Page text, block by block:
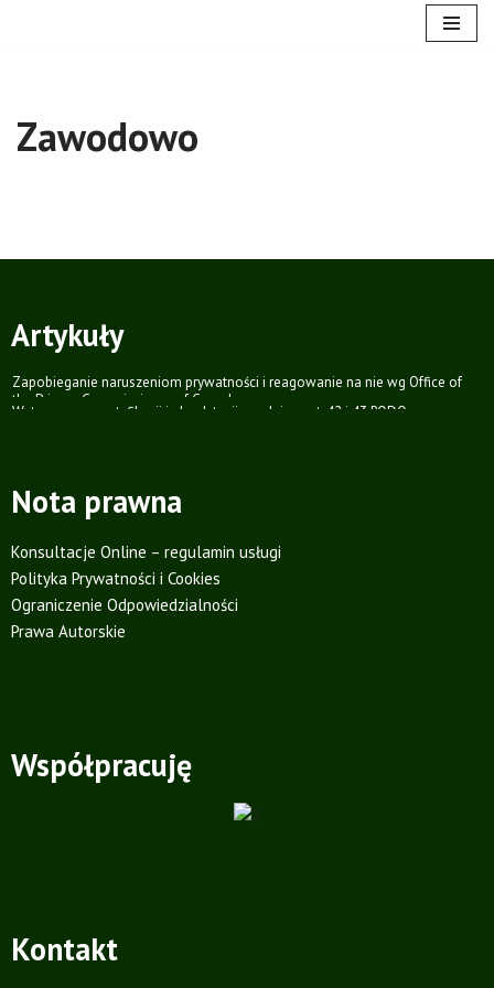
Zawodowo
Artykuły
Zapobieganie naruszeniom prywatności i reagowanie na nie wg Office of
the Privacy Commissioner of Canada
Wytyczne ws. certyfikacji i akredytacji zgodnie z art. 42 i 43 RODO
Nota prawna
Konsultacje Online – regulamin usługi
Polityka Prywatności i Cookies
Ograniczenie Odpowiedzialności
Prawa Autorskie
Współpracuję
Kontakt